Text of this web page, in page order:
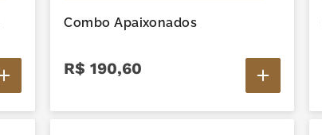
Combo Apaixonados
R$ 190,60